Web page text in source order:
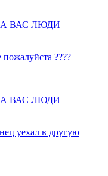
ВАС ЛЮДИ
????
ВАС ЛЮДИ
уехал в другую